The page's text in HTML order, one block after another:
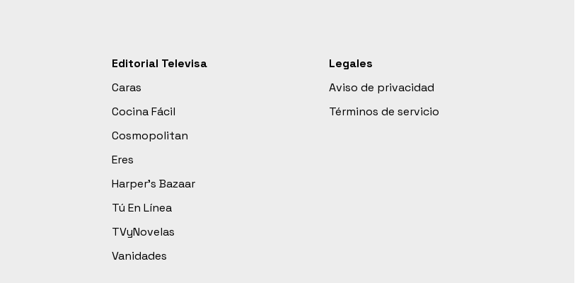
Editorial Televisa
Caras
Cocina Fácil
Cosmopolitan
Eres
Harper’s Bazaar
Tú En Línea
TVyNovelas
Vanidades
Legales
Aviso de privacidad
Términos de servicio